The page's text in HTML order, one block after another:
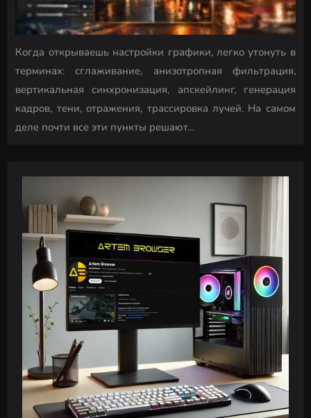
Когда открываешь настройки графики, легко утонуть в
терминах: сглаживание, анизотропная фильтрация,
вертикальная синхронизация, апскейлинг, генерация
кадров, тени, отражения, трассировка лучей. На самом
деле почти все эти пункты решают…